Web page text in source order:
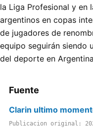
la Liga Profesional y en
argentinos en copas
de jugadores de
equipo seguirán siendo
del deporte en
Fuente
Clarin ultimo
Publicacion original: